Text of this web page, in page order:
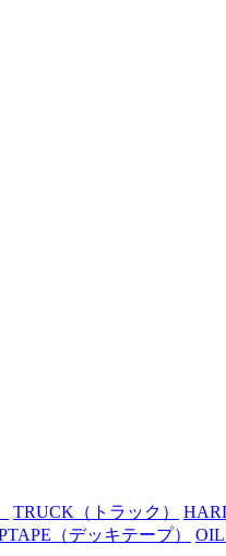
TRUCK （トラック）
（デッキテープ） OIL